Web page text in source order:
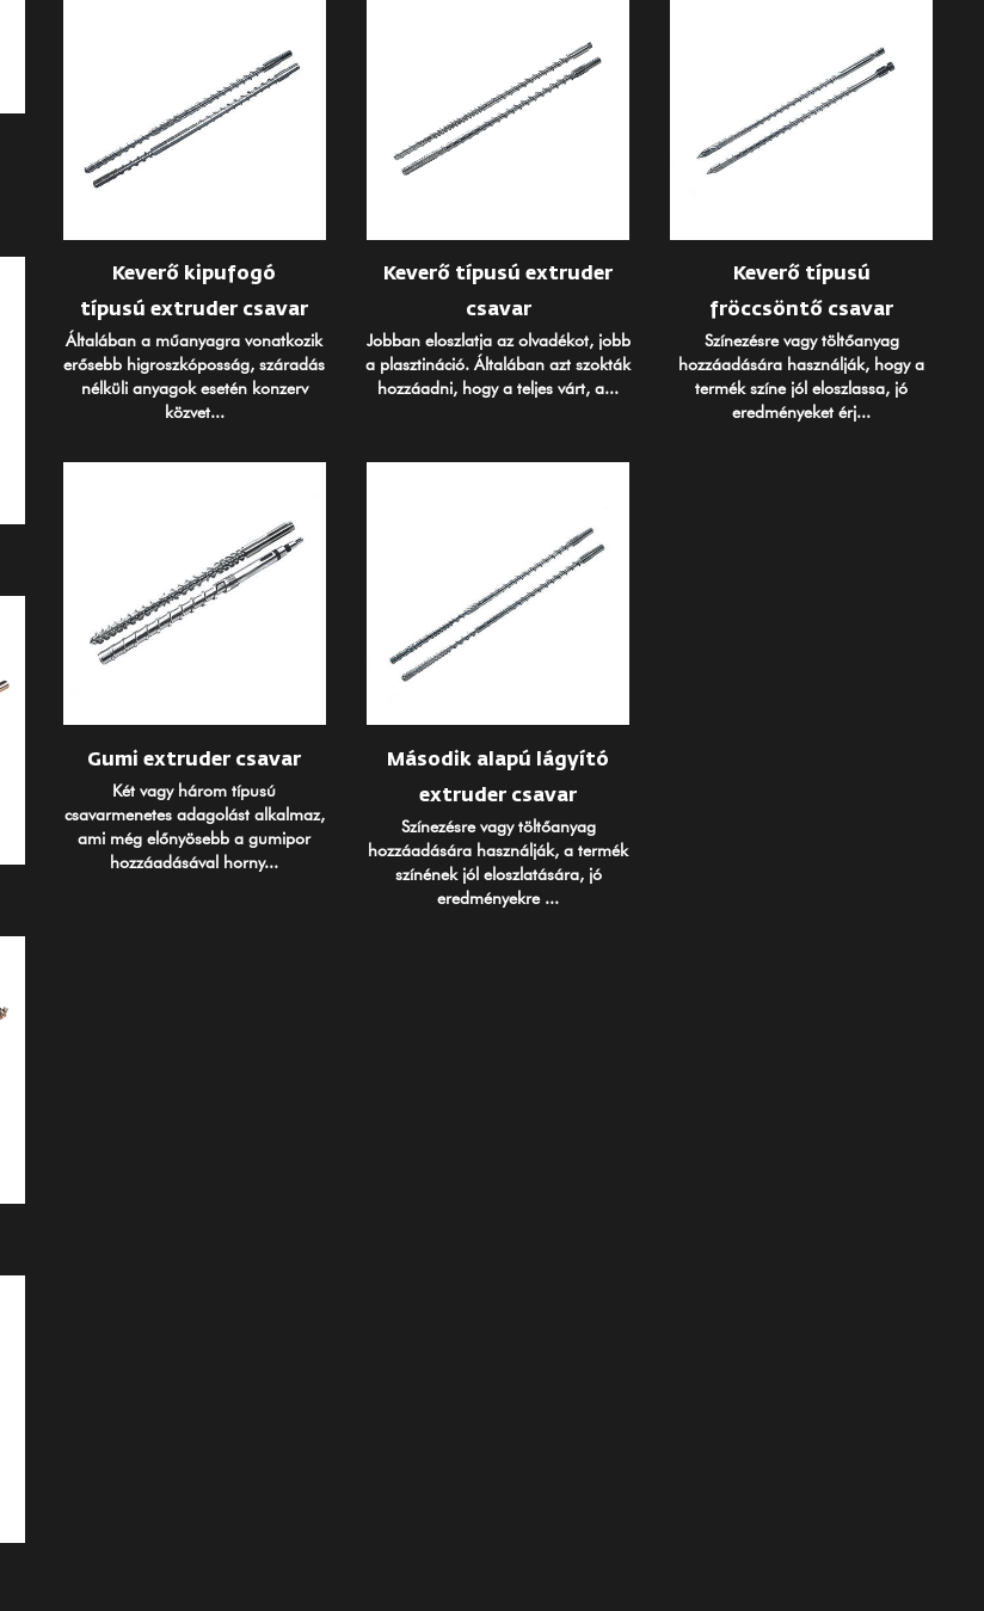
Keverő kipufogó
típusú extruder csavar
Általában a műanyagra vonatkozik
erősebb higroszkóposság, száradás
nélküli anyagok esetén konzerv
közvet...
Keverő típusú extruder
csavar
Jobban eloszlatja az olvadékot, jobb
a plasztináció. Általában azt szokták
hozzáadni, hogy a teljes várt, a...
Keverő típusú
fröccsöntő csavar
Színezésre vagy töltőanyag
hozzáadására használják, hogy a
termék színe jól eloszlassa, jó
eredményeket érj...
Gumi extruder csavar
Két vagy három típusú
csavarmenetes adagolást alkalmaz,
ami még előnyösebb a gumipor
hozzáadásával horny...
Második alapú lágyító
extruder csavar
Színezésre vagy töltőanyag
hozzáadására használják, a termék
színének jól eloszlatására, jó
eredményekre ...